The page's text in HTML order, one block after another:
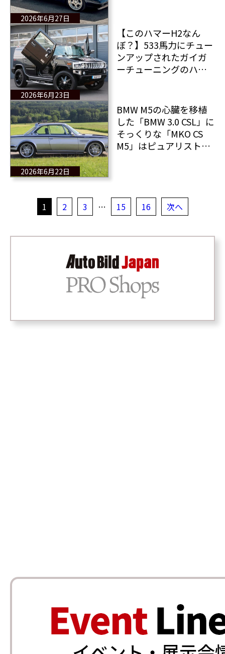
2026年6月27日
札価格とは？
2026年6月23日
【このハマーH2なん
ぼ？】533馬力にチュー
ンアップされたガイガ
ーチューニングのハマ
2026年6月22日
BMW M5の心臓を移植
した「BMW 3.0 CSL」に
そっくりな「MKO CS
M5」はピュアリストに
1 2 3 … 15 16 次へ